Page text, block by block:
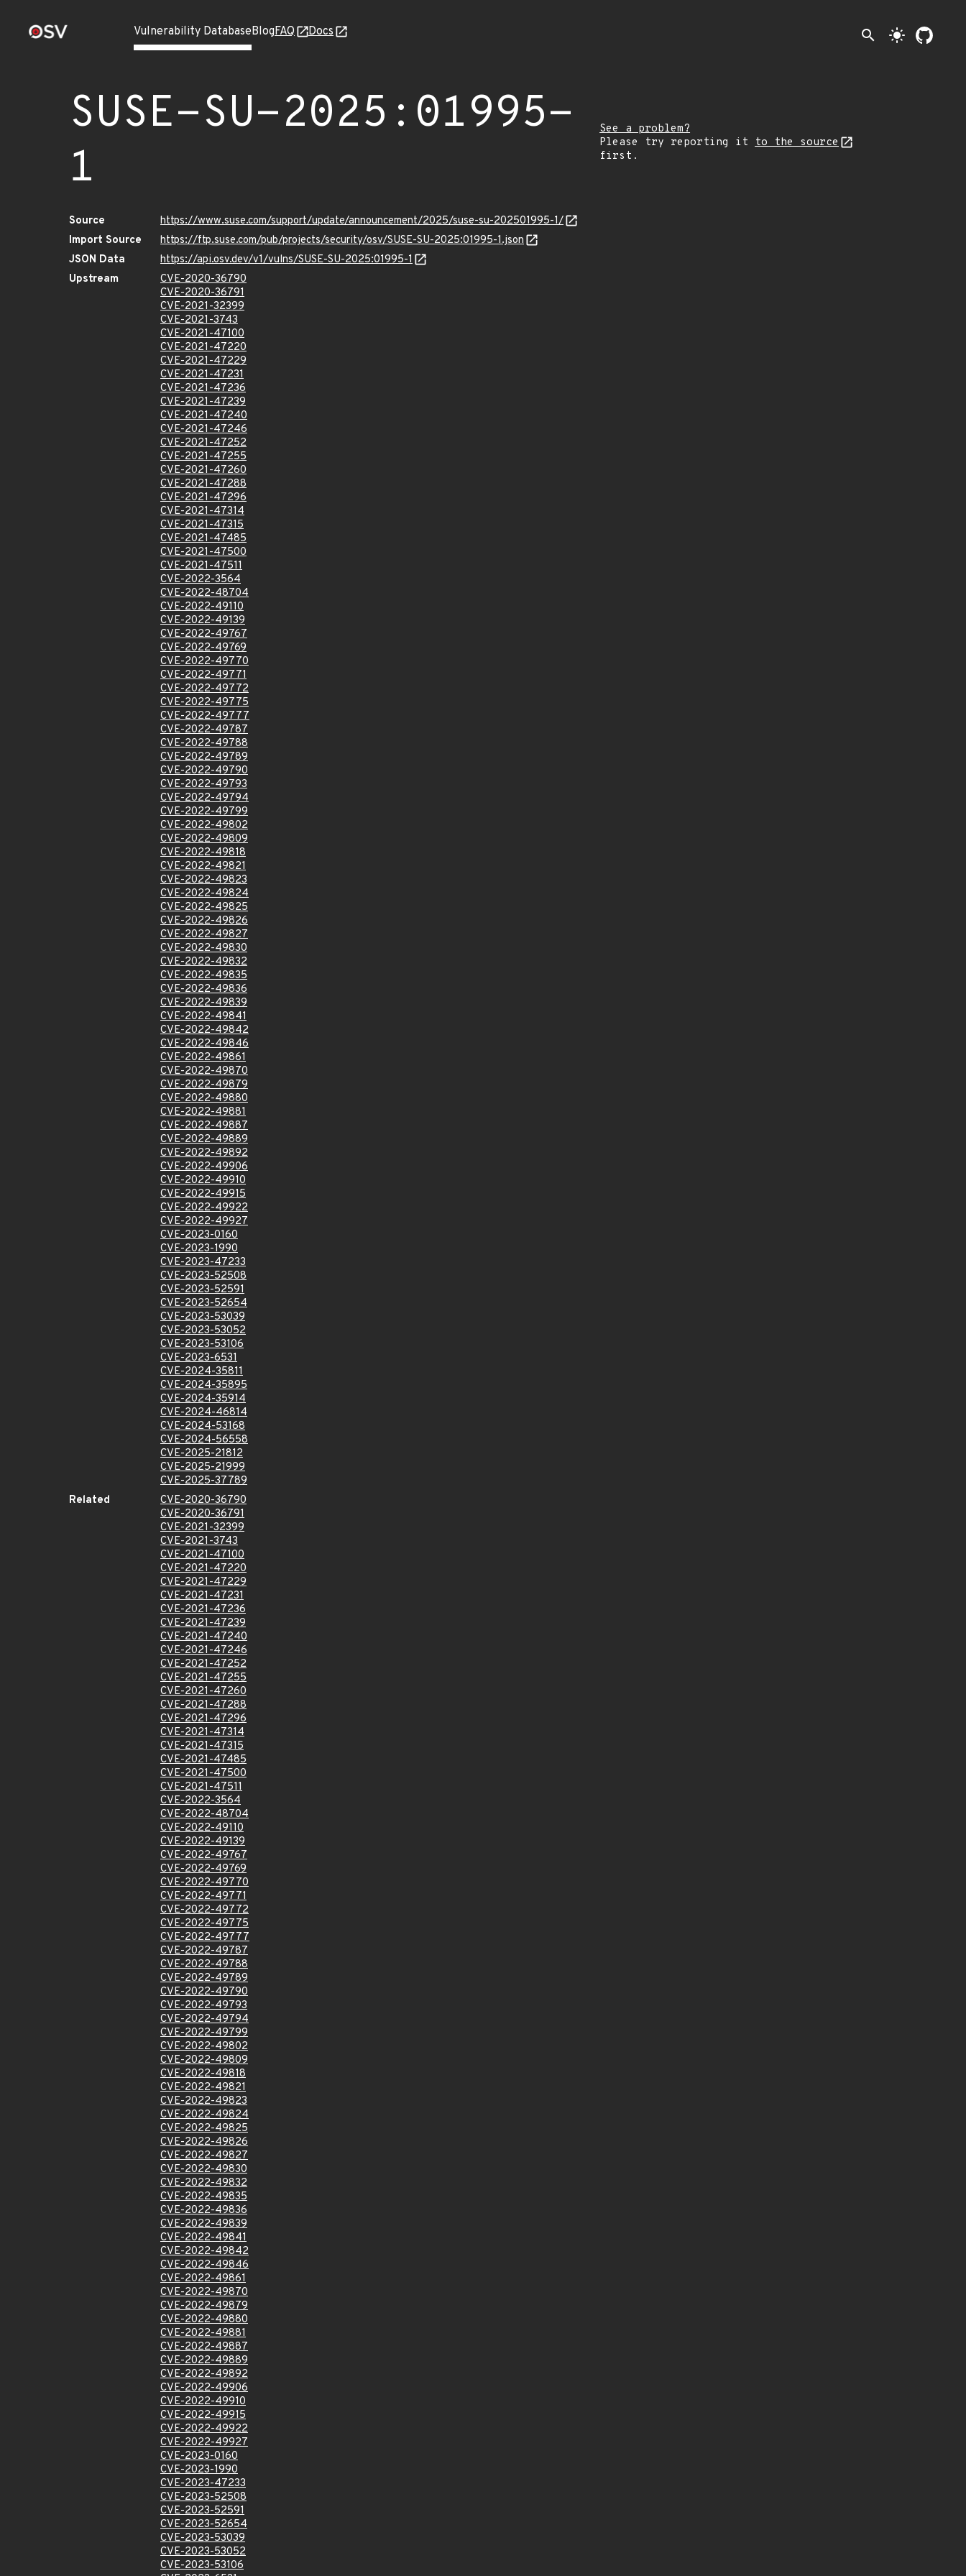
Vulnerability DatabaseBlogFAQ Docs search light_mode
SUSE-SU-2025:01995-
1
See a problem?
Please try reporting it
to the source
first.
Source
https://www.suse.com/support/update/announcement/2025/suse-su-202501995-1/
Import Source
https://ftp.suse.com/pub/projects/security/osv/SUSE-SU-2025:01995-1.json
JSON Data
https://api.osv.dev/v1/vulns/SUSE-SU-2025:01995-1
Upstream
CVE-2020-36790
CVE-2020-36791
CVE-2021-32399
CVE-2021-3743
CVE-2021-47100
CVE-2021-47220
CVE-2021-47229
CVE-2021-47231
CVE-2021-47236
CVE-2021-47239
CVE-2021-47240
CVE-2021-47246
CVE-2021-47252
CVE-2021-47255
CVE-2021-47260
CVE-2021-47288
CVE-2021-47296
CVE-2021-47314
CVE-2021-47315
CVE-2021-47485
CVE-2021-47500
CVE-2021-47511
CVE-2022-3564
CVE-2022-48704
CVE-2022-49110
CVE-2022-49139
CVE-2022-49767
CVE-2022-49769
CVE-2022-49770
CVE-2022-49771
CVE-2022-49772
CVE-2022-49775
CVE-2022-49777
CVE-2022-49787
CVE-2022-49788
CVE-2022-49789
CVE-2022-49790
CVE-2022-49793
CVE-2022-49794
CVE-2022-49799
CVE-2022-49802
CVE-2022-49809
CVE-2022-49818
CVE-2022-49821
CVE-2022-49823
CVE-2022-49824
CVE-2022-49825
CVE-2022-49826
CVE-2022-49827
CVE-2022-49830
CVE-2022-49832
CVE-2022-49835
CVE-2022-49836
CVE-2022-49839
CVE-2022-49841
CVE-2022-49842
CVE-2022-49846
CVE-2022-49861
CVE-2022-49870
CVE-2022-49879
CVE-2022-49880
CVE-2022-49881
CVE-2022-49887
CVE-2022-49889
CVE-2022-49892
CVE-2022-49906
CVE-2022-49910
CVE-2022-49915
CVE-2022-49922
CVE-2022-49927
CVE-2023-0160
CVE-2023-1990
CVE-2023-47233
CVE-2023-52508
CVE-2023-52591
CVE-2023-52654
CVE-2023-53039
CVE-2023-53052
CVE-2023-53106
CVE-2023-6531
CVE-2024-35811
CVE-2024-35895
CVE-2024-35914
CVE-2024-46814
CVE-2024-53168
CVE-2024-56558
CVE-2025-21812
CVE-2025-21999
CVE-2025-37789
Related
CVE-2020-36790
CVE-2020-36791
CVE-2021-32399
CVE-2021-3743
CVE-2021-47100
CVE-2021-47220
CVE-2021-47229
CVE-2021-47231
CVE-2021-47236
CVE-2021-47239
CVE-2021-47240
CVE-2021-47246
CVE-2021-47252
CVE-2021-47255
CVE-2021-47260
CVE-2021-47288
CVE-2021-47296
CVE-2021-47314
CVE-2021-47315
CVE-2021-47485
CVE-2021-47500
CVE-2021-47511
CVE-2022-3564
CVE-2022-48704
CVE-2022-49110
CVE-2022-49139
CVE-2022-49767
CVE-2022-49769
CVE-2022-49770
CVE-2022-49771
CVE-2022-49772
CVE-2022-49775
CVE-2022-49777
CVE-2022-49787
CVE-2022-49788
CVE-2022-49789
CVE-2022-49790
CVE-2022-49793
CVE-2022-49794
CVE-2022-49799
CVE-2022-49802
CVE-2022-49809
CVE-2022-49818
CVE-2022-49821
CVE-2022-49823
CVE-2022-49824
CVE-2022-49825
CVE-2022-49826
CVE-2022-49827
CVE-2022-49830
CVE-2022-49832
CVE-2022-49835
CVE-2022-49836
CVE-2022-49839
CVE-2022-49841
CVE-2022-49842
CVE-2022-49846
CVE-2022-49861
CVE-2022-49870
CVE-2022-49879
CVE-2022-49880
CVE-2022-49881
CVE-2022-49887
CVE-2022-49889
CVE-2022-49892
CVE-2022-49906
CVE-2022-49910
CVE-2022-49915
CVE-2022-49922
CVE-2022-49927
CVE-2023-0160
CVE-2023-1990
CVE-2023-47233
CVE-2023-52508
CVE-2023-52591
CVE-2023-52654
CVE-2023-53039
CVE-2023-53052
CVE-2023-53106